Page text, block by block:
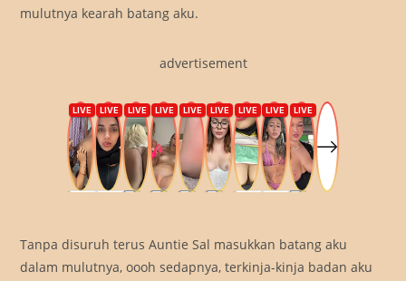
mulutnya kearah batang aku.
advertisement
Tanpa disuruh terus Auntie Sal masukkan batang aku
dalam mulutnya, oooh sedapnya, terkinja-kinja badan aku